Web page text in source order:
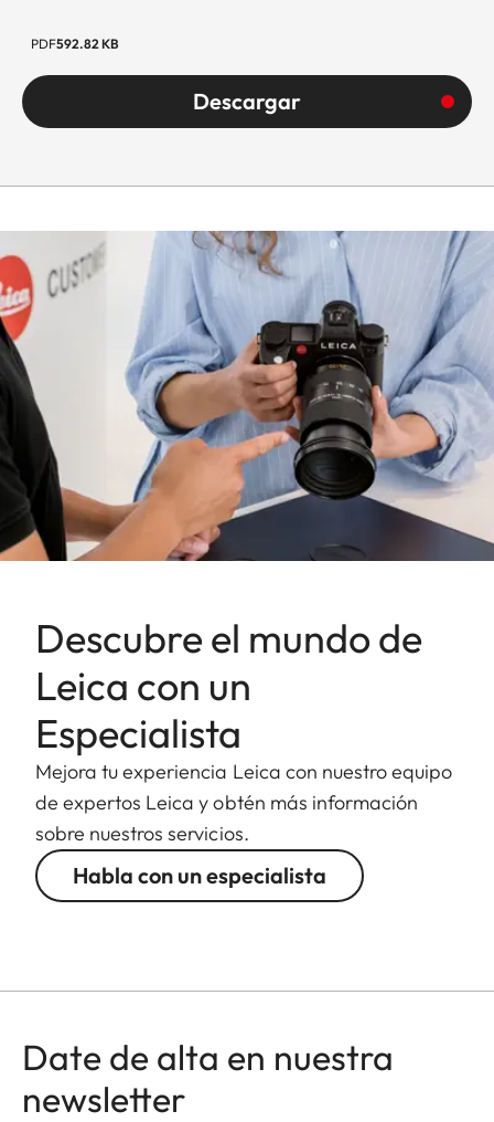
PDF592.82 KB
Descargar
Descubre el mundo de
Leica con un
Especialista
Mejora tu experiencia Leica con nuestro equipo
de expertos Leica y obtén más información
sobre nuestros servicios.
Habla con un especialista
Date de alta en nuestra
newsletter